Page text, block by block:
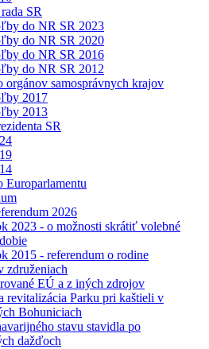
SR
do NR SR 2023
do NR SR 2020
do NR SR 2016
do NR SR 2012
samosprávnych krajov
2017
2013
SR
Europarlamentu
2026
2023 - o možnosti skrátiť volebné
2015 - referendum o rodine
združeniach
EÚ a z iných zdrojov
revitalizácia Parku pri kaštieli v
Bohuniciach
stavu stavidla po
dažďoch